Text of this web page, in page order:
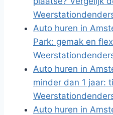
Auto huren in
Park: gemak en
Auto huren in
minder dan 1 jaar:
Auto huren in